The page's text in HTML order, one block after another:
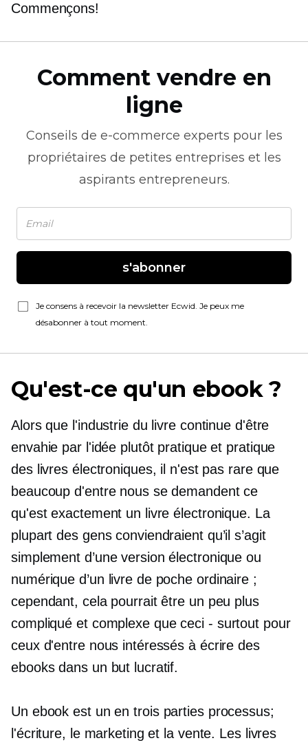
Commençons!
Comment vendre en
ligne
Conseils de e-commerce experts pour les
propriétaires de petites entreprises et les
aspirants entrepreneurs.
s'abonner
Je consens à recevoir la newsletter Ecwid. Je peux me
désabonner à tout moment.
Qu'est-ce qu'un ebook ?
Alors que l'industrie du livre continue d'être
envahie par l'idée plutôt pratique et pratique
des livres électroniques, il n'est pas rare que
beaucoup d'entre nous se demandent ce
qu'est exactement un livre électronique. La
plupart des gens conviendraient qu’il s’agit
simplement d’une version électronique ou
numérique d’un livre de poche ordinaire ;
cependant, cela pourrait être un peu plus
compliqué et complexe quececi - surtout pour
ceux d'entre nous intéressés à écrire des
ebooks dans un but lucratif.
Un ebook est unen trois partiesprocessus;
l'écriture, le marketing et la vente. Les livres